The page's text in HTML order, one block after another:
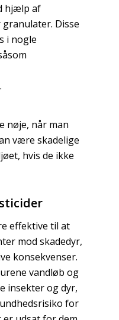
hjælp af
Disse
i nogle
nøje, når man
være skadelige
hvis de ikke
effektive til at
mod skadedyr,
konsekvenser.
vandløb og
insekter og dyr,
for